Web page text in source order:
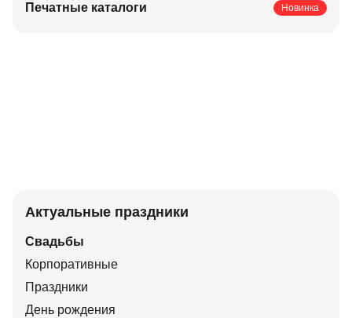
Печатные каталоги
Новинка
Актуальные праздники
Свадьбы
Корпоративные
Праздники
День рождения